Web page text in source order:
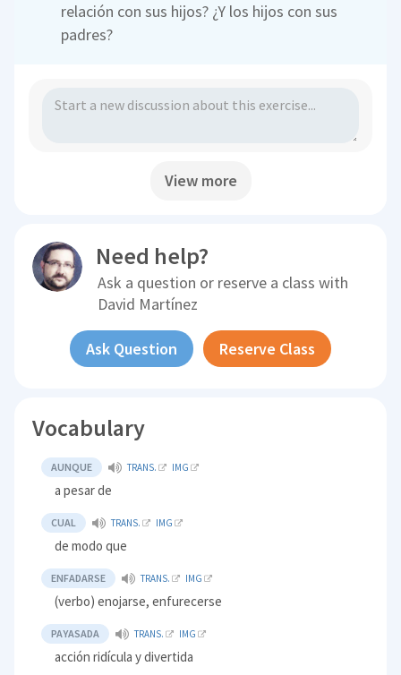
relación con sus hijos? ¿Y los hijos con sus
padres?
View more
Need help?
Ask a question or reserve a class with
David Martínez
Ask Question Reserve Class
Vocabulary
AUNQUE TRANS. IMG
a pesar de
CUAL TRANS. IMG
de modo que
ENFADARSE TRANS. IMG
(verbo) enojarse, enfurecerse
PAYASADA TRANS. IMG
acción ridícula y divertida